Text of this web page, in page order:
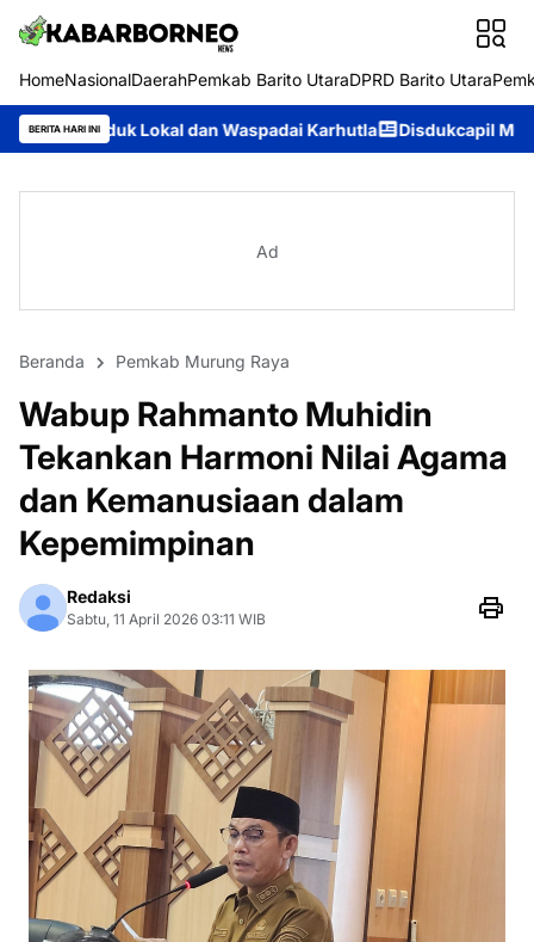
HomeNasionalDaerahPemkab Barito UtaraDPRD Barito Utara
BERITA HARI INI
dan Waspadai Karhutla Disdukcapil Murung Raya Catat IKM
Ad
Beranda Pemkab Murung Raya
Wabup Rahmanto Muhidin
Tekankan Harmoni Nilai Agama
dan Kemanusiaan dalam
Kepemimpinan
Redaksi
Sabtu, 11 April 2026 03:11 WIB